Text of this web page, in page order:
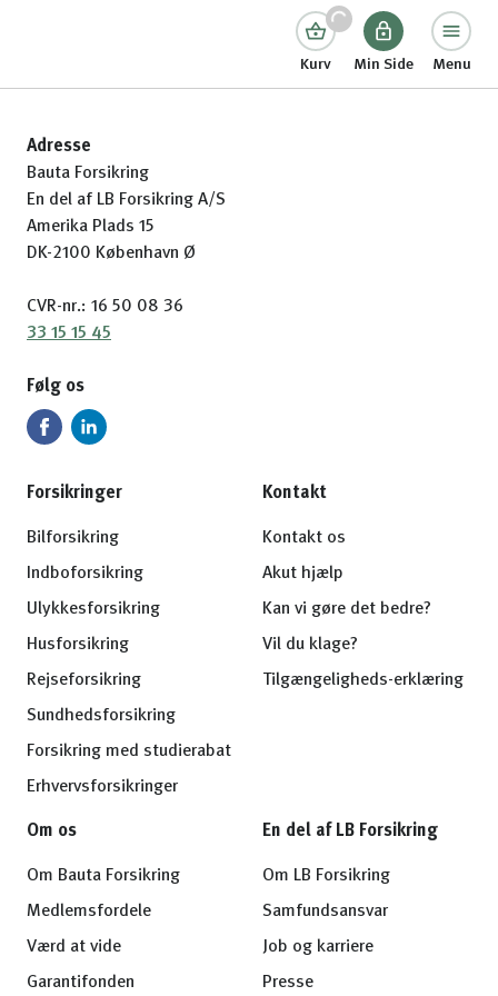
Kurv Min Side Menu
Adresse
Bauta Forsikring
En del af LB Forsikring A/S
Amerika Plads 15
DK-2100 København Ø
CVR-nr.: 16 50 08 36
33 15 15 45
Følg os
Forsikringer
Bilforsikring
Indboforsikring
Ulykkesforsikring
Husforsikring
Rejseforsikring
Sundhedsforsikring
Forsikring med studierabat
Erhvervsforsikringer
Kontakt
Kontakt os
Akut hjælp
Kan vi gøre det bedre?
Vil du klage?
Tilgængeligheds-erklæring
Om os
Om Bauta Forsikring
Medlemsfordele
Værd at vide
Garantifonden
En del af LB Forsikring
Om LB Forsikring
Samfundsansvar
Job og karriere
Presse